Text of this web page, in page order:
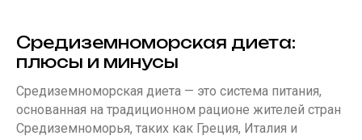
Средиземноморская диета:
плюсы и минусы
Средиземноморская диета — это система питания,
основанная на традиционном рационе жителей стран
Средиземноморья, таких как Греция, Италия и